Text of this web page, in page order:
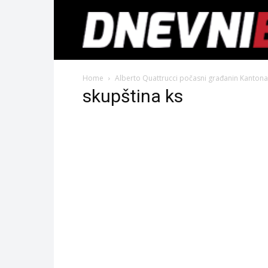
Home Alberto Quattrucci počasni građanin
skupština ks